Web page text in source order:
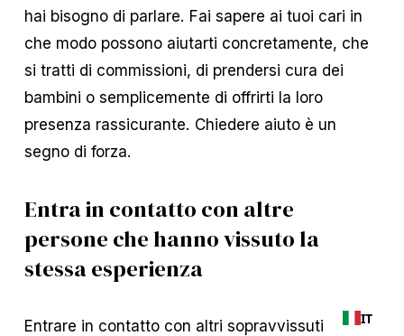
hai bisogno di parlare. Fai sapere ai tuoi cari in
che modo possono aiutarti concretamente, che
si tratti di commissioni, di prendersi cura dei
bambini o semplicemente di offrirti la loro
presenza rassicurante. Chiedere aiuto è un
segno di forza.
Entra in contatto con altre
persone che hanno vissuto la
stessa esperienza
Entrare in contatto con altri sopravvissuti al IT